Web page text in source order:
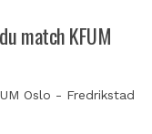
match KFUM
Oslo - Fredrikstad